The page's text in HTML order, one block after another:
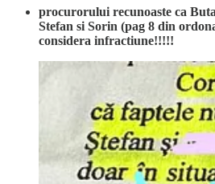
procurorului recunoaste ca
Stefan si Sorin (pag 8 din
considera infractiune!!!!!